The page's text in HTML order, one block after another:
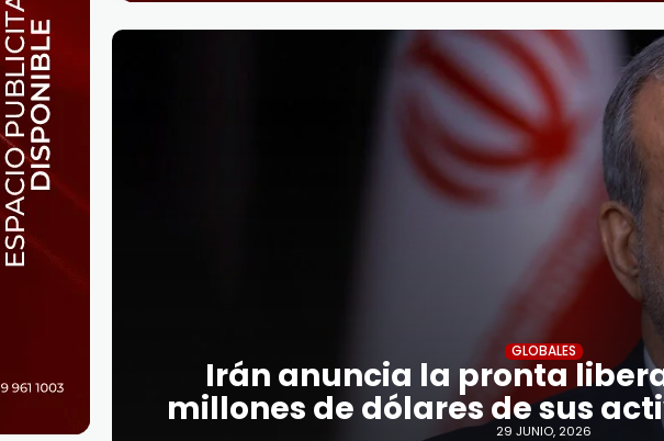
GLOBALES
Irán anuncia la pronta
millones de dólares de sus
29 JUNIO, 2026